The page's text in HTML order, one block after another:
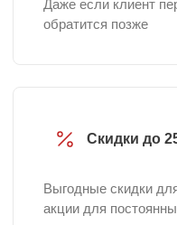
Даже если клиент
обратится позже
Скидки до
Выгодные скидки
акции для